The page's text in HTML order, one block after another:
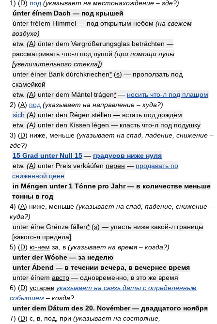
1) (D) под (указывает на местонахождение – где?)
únter éínem Dach — под крышей
únter fréíem Hímmel — под открытым небом (на свежем
воздухе)
etw. (A) únter dem Vergrößerungsglas betráchten —
рассматривать что-л под лупой (при помощи лупы
[увеличительного стекла])
unter éíner Bank dúrchkriechen* (s) — проползать под
скамейкой
etw. (A) unter dem Mántel trágen* — носить что-л под плащом
2) (A) под (указывает на направление – куда?)
sich (A) unter den Régen stéllen — встать под дождём
etw. (A) unter den Kíssen légen — класть что-л под подушку
3) (D) ниже, меньше (указывает на спад, падение, снижение –
где?)
15 Grad unter Null 15 — градусов ниже нуля
etw. (A) unter Preis verkáúfen перен — продавать по
сниженной цене
in Méngen unter 1 Tónne pro Jahr — в количестве меньше
тонны в год
4) (A) ниже, меньше (указывает на спад, падение, снижение –
куда?)
unter éíne Grénze fállen* (s) — упасть ниже какой-л границы
[какого-л предела]
5) (D) ю-нем за, в (указывает на время – когда?)
unter der Wóche — за неделю
unter Ábend — в течении вечера, в вечернее время
unter éínem австр — одновременно, в это же время
6) (D) устарев указывает на связь даты с определённым
событием – когда?
unter dem Dátum des 20. Novémber — двадцатого ноября
7) (D) с, в, под, при (указывает на состояние,